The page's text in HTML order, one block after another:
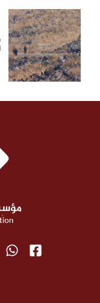
دورية
الرقاد بعد